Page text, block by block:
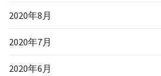
2020年8月
2020年7月
2020年6月